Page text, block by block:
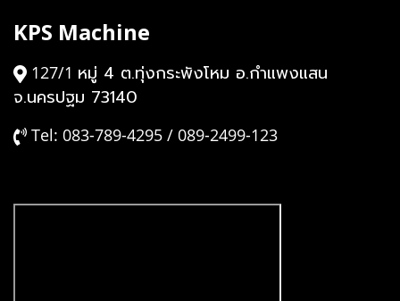
KPS Machine
127/1 หมู่ 4 ต.ทุ่งกระพังโหม อ.กำแพงแสน
จ.นครปฐม 73140
Tel: 083-789-4295 / 089-2499-123